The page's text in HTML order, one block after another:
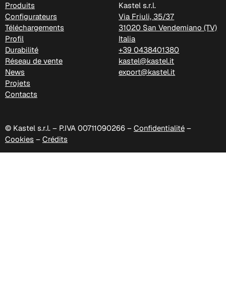
D 46P
Produits
Configurateurs
Téléchargements
Profil
Durabilité
Réseau de vente
News
Projets
Contacts
Kastel s.r.l.
Via Friuli, 35/37
31020 San Vendemiano (TV)
Italia
+39 0438401380
kastel@kastel.it
export@kastel.it
© Kastel s.r.l. – P.IVA 00711090266 – Confidentialité –
Cookies – Crédits